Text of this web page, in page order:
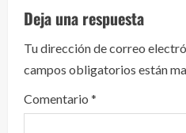
e
y
e
n
Deja una respuesta
Tu dirección de correo
campos obligatorios están
Comentario *